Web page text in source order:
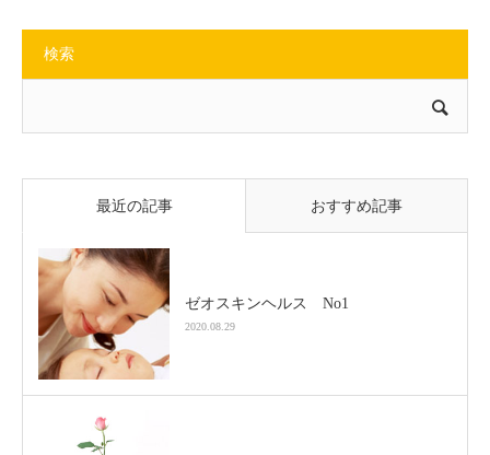
検索
最近の記事 おすすめ記事
ゼオスキンヘルス No1
2020.08.29